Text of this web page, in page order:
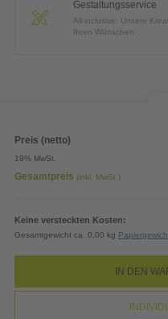
Gestaltungsservice
All-inclusive: Unsere
Ihren Wünschen.
Preis (netto)
19% MwSt.
Gesamtpreis (inkl. MwSt.)
Keine versteckten Kosten:
Gesamtgewicht ca. 0,00 kg
IN DEN